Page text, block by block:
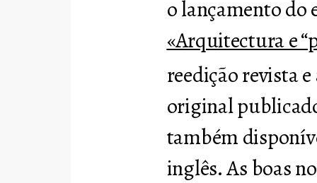
o lançamento do
«Arquitectura e
reedição revista
original
também
inglês. As boas